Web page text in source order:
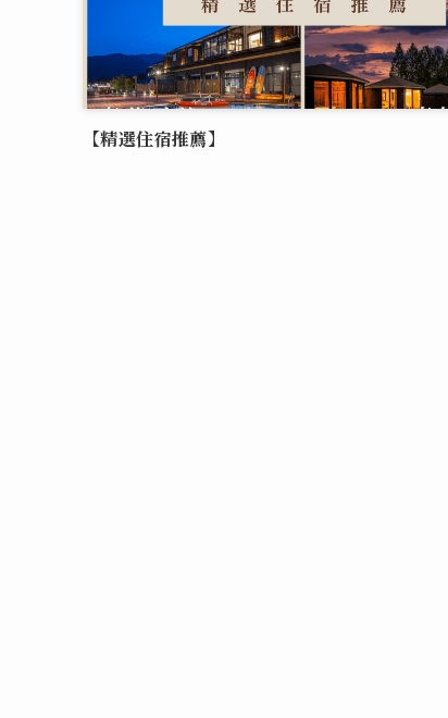
【精選住宿推薦】